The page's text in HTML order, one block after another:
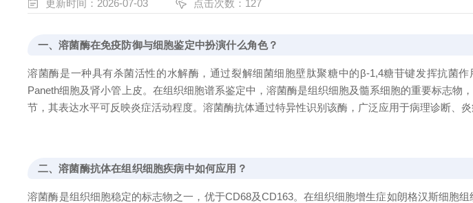
更新时间：2026-07-03 点击次数：127
一、溶菌酶在免疫防御与细胞鉴定中扮演什么角色？
溶菌酶是一种具有杀菌活性的水解酶，通过裂解细菌细胞壁肽聚糖中的β-1,4糖苷键发挥抗菌
Paneth细胞及肾小管上皮。在组织细胞谱系鉴定中，溶菌酶是组织细胞及髓系细胞的重要标志
节，其表达水平可反映炎症活动程度。溶菌酶抗体通过特异性识别该酶，广泛应用于病理诊断、炎
二、溶菌酶抗体在组织细胞疾病中如何应用？
溶菌酶是组织细胞稳定的标志物之一，优于CD68及CD163。在组织细胞增生症如朗格汉斯细胞